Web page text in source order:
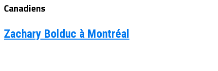
Canadiens
Zachary Bolduc à Montréal